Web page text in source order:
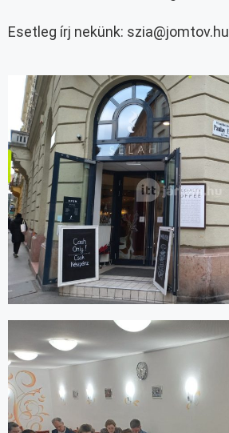
Esetleg írj nekünk: szia@jomtov.hu